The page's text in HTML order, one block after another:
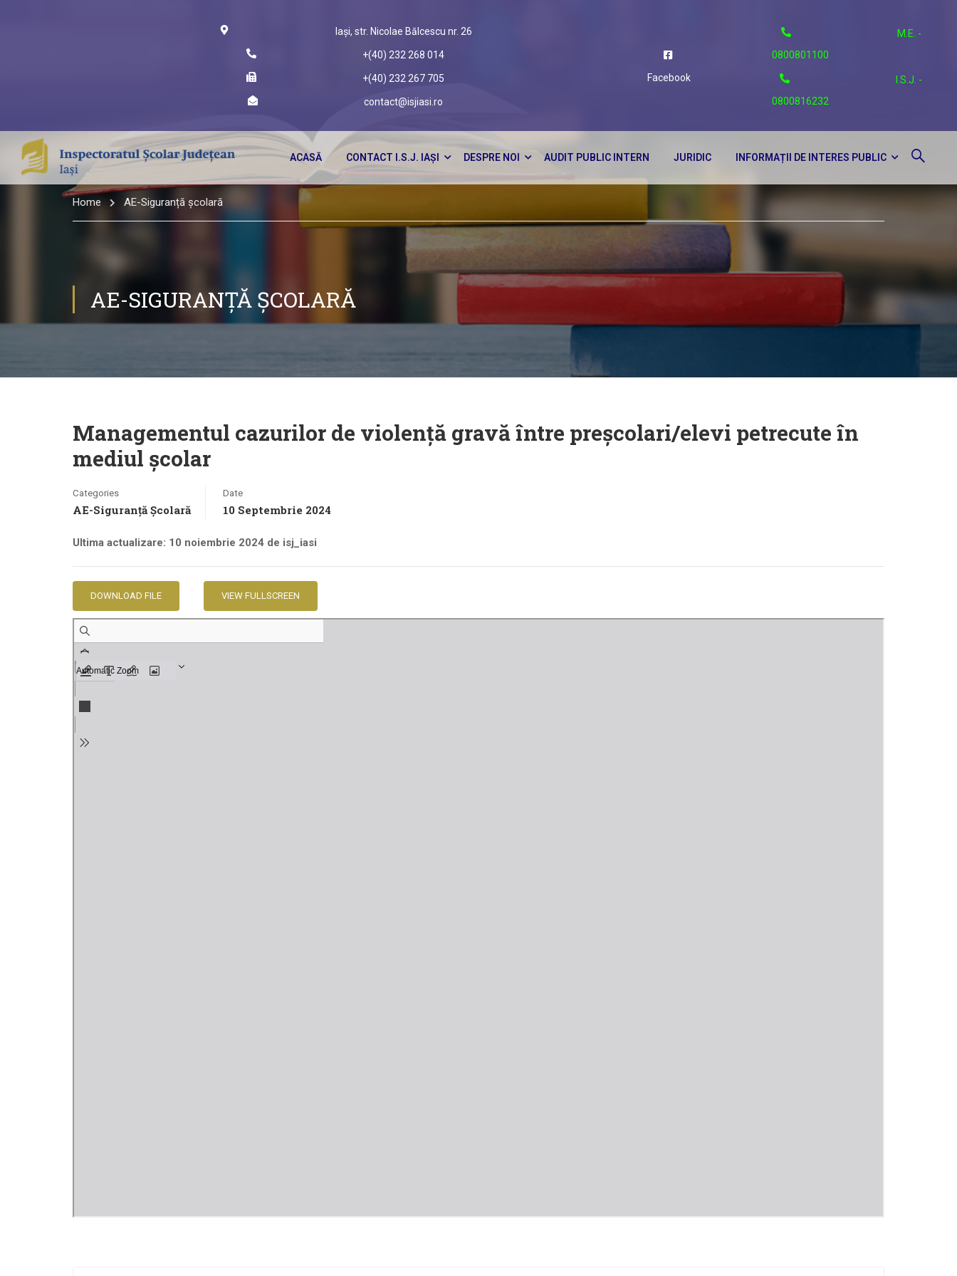
Iași, str. Nicolae Bălcescu nr. 26
+(40) 232 268 014
+(40) 232 267 705
contact@isjiasi.ro
Facebook
M.E. -
0800801100
I.S.J. -
0800816232
ACASĂ CONTACT I.S.J. IAȘI DESPRE NOI AUDIT PUBLIC INTERN JURIDIC INFORMAȚII DE INTERES PUBLIC
Home AE-Siguranță școlară
AE-SIGURANȚĂ ȘCOLARĂ
Managementul cazurilor de violență gravă între preșcolari/elevi petrecute în
mediul școlar
Categories
AE-Siguranță Școlară
Date
10 Septembrie 2024
Ultima actualizare: 10 noiembrie 2024 de isj_iasi
DOWNLOAD FILE VIEW FULLSCREEN